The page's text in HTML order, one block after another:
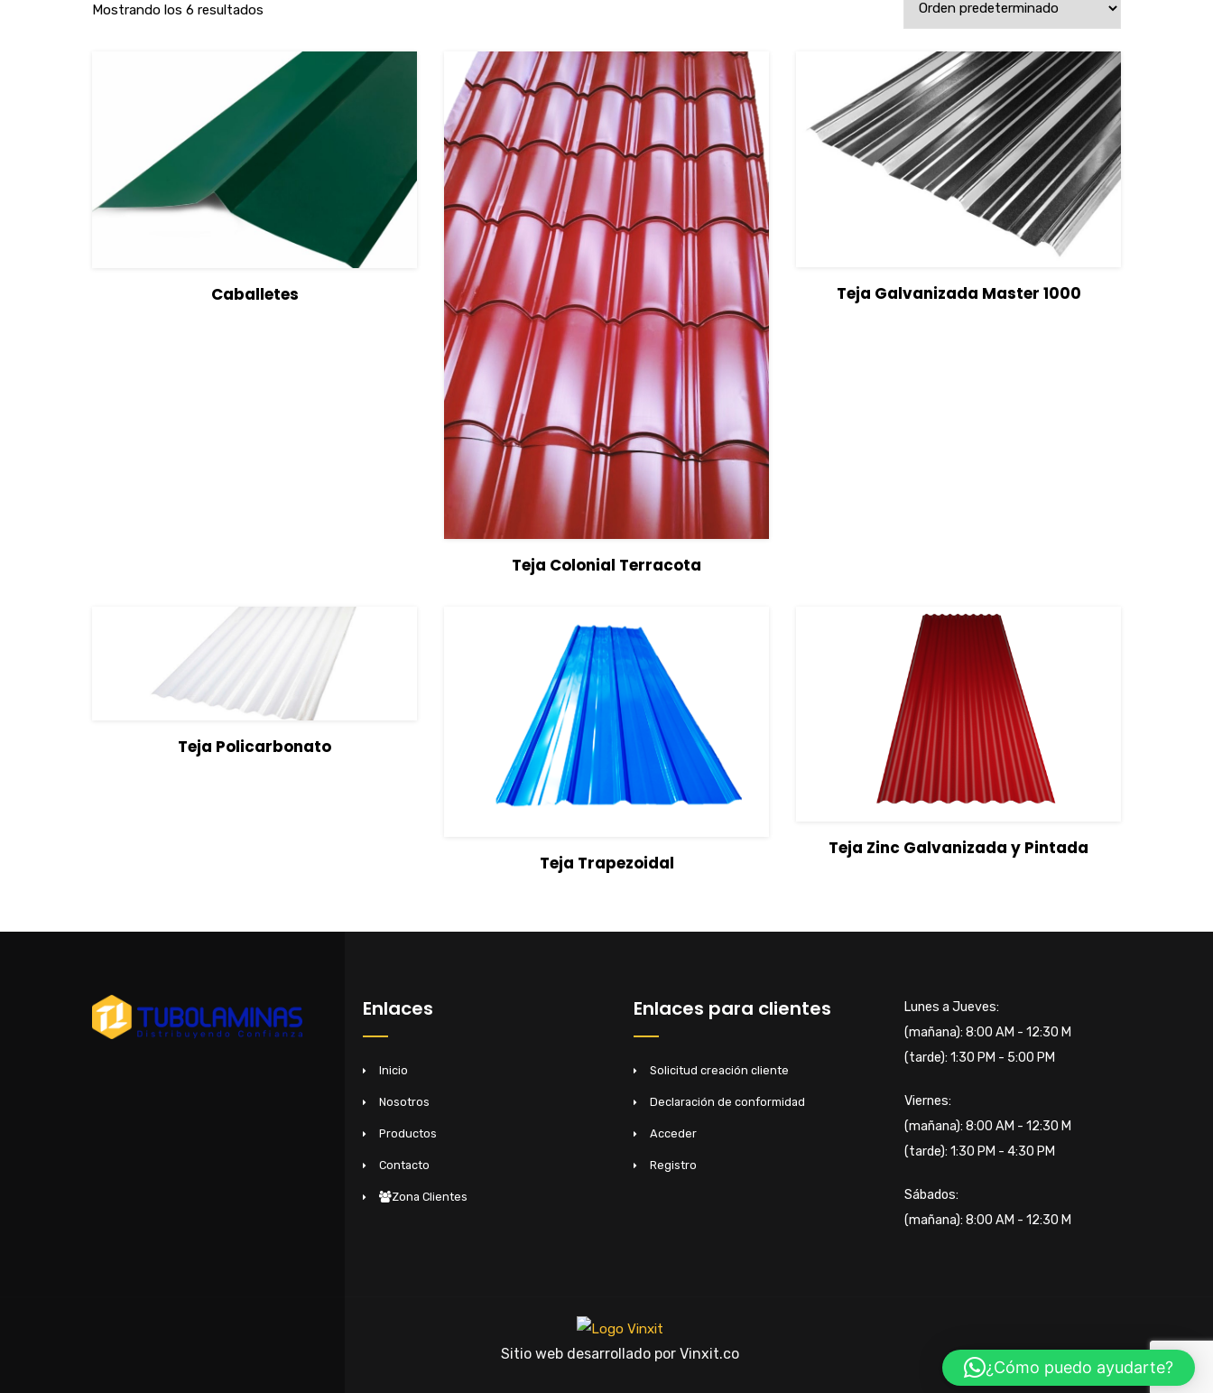
Mostrando los 6 resultados
View DetailsCaballetes
View Details Leer más
Teja Colonial Terracota
View Details Seleccionar opciones
Teja Galvanizada Master 1000
View Details Seleccionar opciones
Teja Policarbonato
View Details Seleccionar opciones
Teja Trapezoidal
View Details Seleccionar opciones
Teja Zinc Galvanizada y Pintada
Enlaces
Inicio
Nosotros
Productos
Contacto
Zona Clientes
Enlaces para clientes
Solicitud creación cliente
Declaración de conformidad
Acceder
Registro
Lunes a Jueves:
(mañana): 8:00 AM - 12:30 M
(tarde): 1:30 PM - 5:00 PM
Viernes:
(mañana): 8:00 AM - 12:30 M
(tarde): 1:30 PM - 4:30 PM
Sábados:
(mañana): 8:00 AM - 12:30 M
Sitio web desarrollado por Vinxit.co
¿Cómo puedo ayudarte?